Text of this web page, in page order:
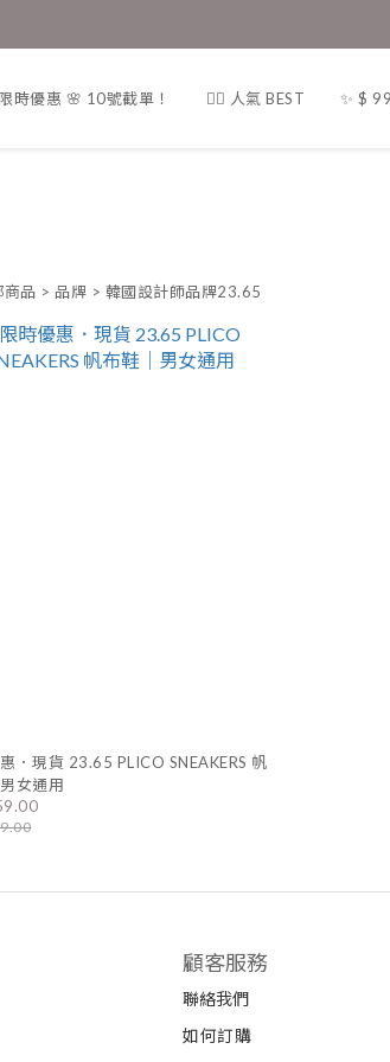
時優惠 🌸 10號截單！ ❤️‍🔥 人氣 BEST ✨ $
商品 > 品牌 > 韓國設計師品牌23.65
．現貨 23.65 PLICO SNEAKERS 帆
女通用
顧客服務
聯絡我們
如何訂購